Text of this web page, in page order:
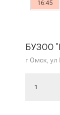
16:45
БУЗОО
г Омск, ул
1